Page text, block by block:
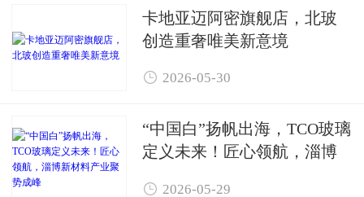
卡地亚迈阿密旗舰店，北玻
创造重奢唯美新意境
 2026-05-30
“中国白”扬帆出海，TCO玻璃
定义未来！匠心领航，淄博
 2026-05-29